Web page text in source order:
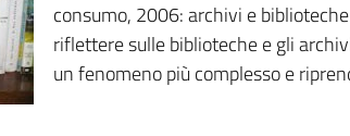
consumo, 2006: archivi e
riflettere sulle biblioteche e gli
un fenomeno più complesso e